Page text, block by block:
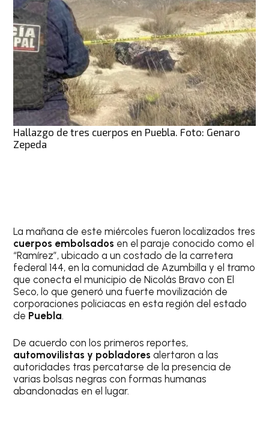
Hallazgo de tres cuerpos en Puebla. Foto: Genaro
Zepeda
La mañana de este miércoles fueron localizados tres
cuerpos embolsados en el paraje conocido como el
“Ramírez”, ubicado a un costado de la carretera
federal 144, en la comunidad de Azumbilla y el tramo
que conecta el municipio de Nicolás Bravo con El
Seco, lo que generó una fuerte movilización de
corporaciones policiacas en esta región del estado
de Puebla.
De acuerdo con los primeros reportes,
automovilistas y pobladores alertaron a las
autoridades tras percatarse de la presencia de
varias bolsas negras con formas humanas
abandonadas en el lugar.